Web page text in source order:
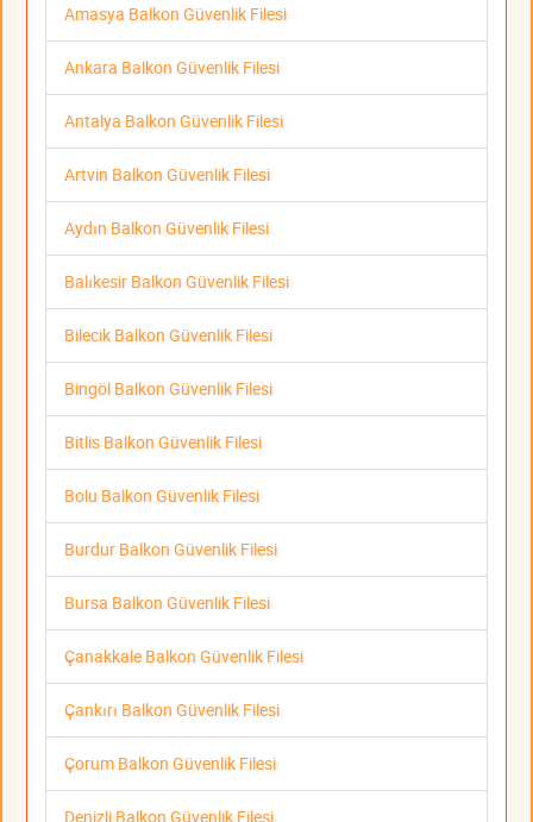
Amasya Balkon Güvenlik Filesi
Ankara Balkon Güvenlik Filesi
Antalya Balkon Güvenlik Filesi
Artvin Balkon Güvenlik Filesi
Aydın Balkon Güvenlik Filesi
Balıkesir Balkon Güvenlik Filesi
Bilecik Balkon Güvenlik Filesi
Bingöl Balkon Güvenlik Filesi
Bitlis Balkon Güvenlik Filesi
Bolu Balkon Güvenlik Filesi
Burdur Balkon Güvenlik Filesi
Bursa Balkon Güvenlik Filesi
Çanakkale Balkon Güvenlik Filesi
Çankırı Balkon Güvenlik Filesi
Çorum Balkon Güvenlik Filesi
Denizli Balkon Güvenlik Filesi